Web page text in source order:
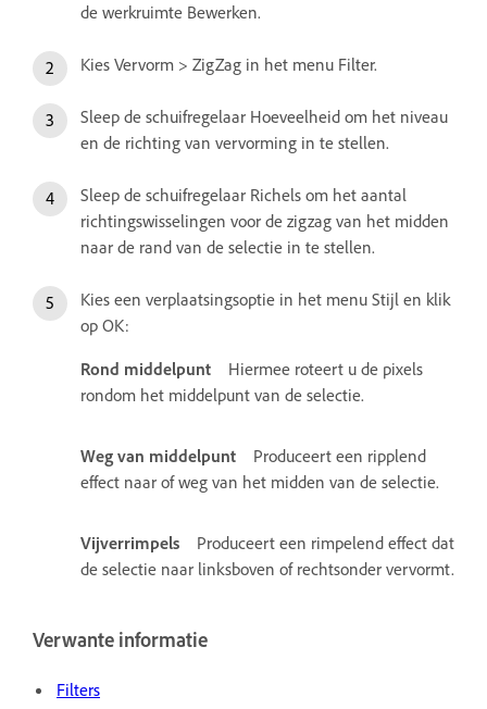
de werkruimte Bewerken.
Kies Vervorm > ZigZag in het menu Filter.
Sleep de schuifregelaar Hoeveelheid om het niveau
en de richting van vervorming in te stellen.
Sleep de schuifregelaar Richels om het aantal
richtingswisselingen voor de zigzag van het midden
naar de rand van de selectie in te stellen.
Kies een verplaatsingsoptie in het menu Stijl en klik
op OK:
Rond middelpunt
Hiermee roteert u de pixels
rondom het middelpunt van de selectie.
Weg van middelpunt
Produceert een ripplend
effect naar of weg van het midden van de selectie.
Vijverrimpels
Produceert een rimpelend effect dat
de selectie naar linksboven of rechtsonder vervormt.
Verwante informatie
Filters